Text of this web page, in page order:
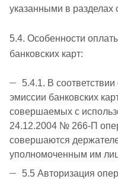
указанными в разделах
5.4. Особенности
банковских карт:
5.4.1. В
эмиссии банковских
совершаемых с
24.12.2004 № 266-П
совершаются
уполномоченным им
5.5 Авторизация